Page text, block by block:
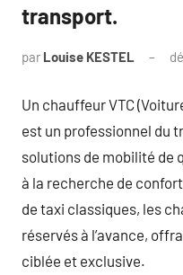
transport.
par Louise KESTEL
Un chauffeur VTC
est un professionnel du
solutions de mobilité de
à la recherche de
de taxi classiques, les
réservés à l’avance,
ciblée et exclusive.